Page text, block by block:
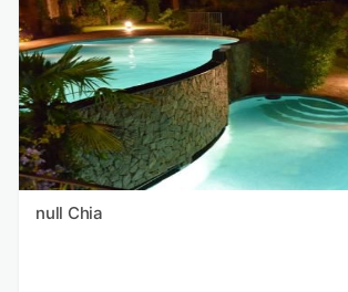
null Chia